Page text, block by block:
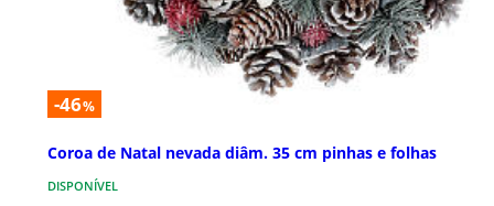
-46%
Coroa de Natal nevada diâm. 35 cm pinhas e folhas
DISPONÍVEL